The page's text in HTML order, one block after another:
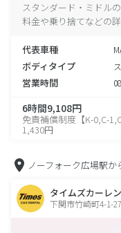
スタンダード・ミドル
料金や乗り捨てなどの
代表車種
ボディタイプ
営業時間
6時間9,108円
免責補償制度【K-0,C-
1,430円
ノーフォーク広場駅か
タイムズカーレ
下関市竹崎町4-1-27